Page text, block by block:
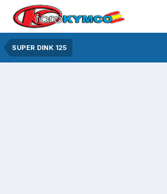
SUPER DINK 125